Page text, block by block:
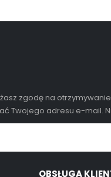
zgodę na
Twojego adresu e-mail.
OBSŁUGA